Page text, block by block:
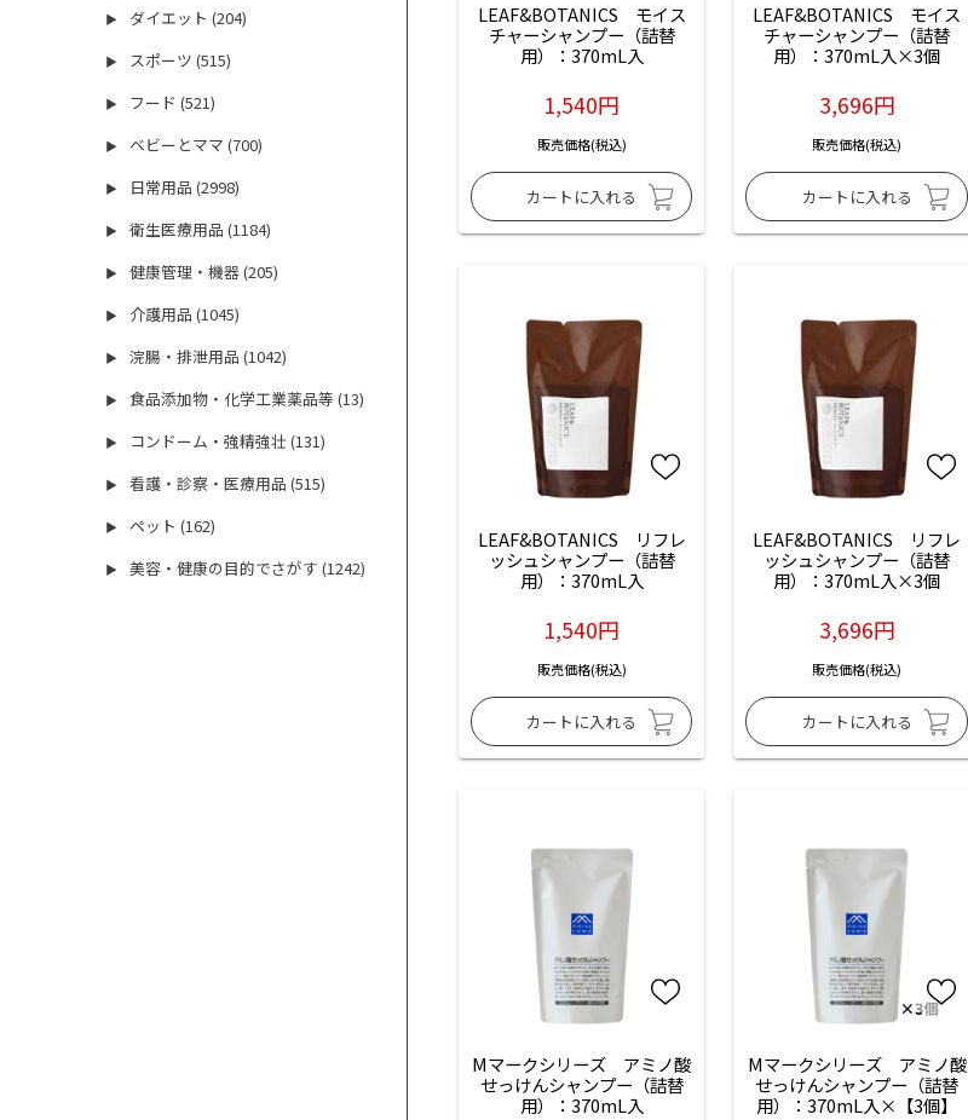
▶ ダイエット (204)
▶ スポーツ (515)
▶ フード (521)
▶ ベビーとママ (700)
▶ 日常用品 (2998)
▶ 衛生医療用品 (1184)
▶ 健康管理・機器 (205)
▶ 介護用品 (1045)
▶ 浣腸・排泄用品 (1042)
▶ 食品添加物・化学工業薬品等 (13)
▶ コンドーム・強精強壮 (131)
▶ 看護・診察・医療用品 (515)
▶ ペット (162)
▶ 美容・健康の目的でさがす (1242)
LEAF&BOTANICS　モイス
チャーシャンプー（詰替
用）：370mL入
1,540円
販売価格(税込)
LEAF&BOTANICS　モイス
チャーシャンプー（詰替
用）：370mL入×3個
3,696円
販売価格(税込)
LEAF&BOTANICS　リフレ
ッシュシャンプー（詰替
用）：370mL入
1,540円
販売価格(税込)
LEAF&BOTANICS　リフレ
ッシュシャンプー（詰替
用）：370mL入×3個
3,696円
販売価格(税込)
Mマークシリーズ　アミノ酸
せっけんシャンプー（詰替
用）：370mL入
Mマークシリーズ　アミノ酸
せっけんシャンプー（詰替
用）：370mL入×【3個】